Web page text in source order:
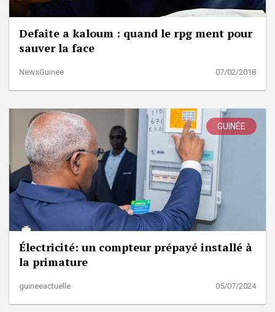
Defaite a kaloum : quand le rpg ment pour
sauver la face
NewsGuinee 07/02/2018
GUINÉE
Électricité: un compteur prépayé installé à
la primature
guineeactuelle 05/07/2024